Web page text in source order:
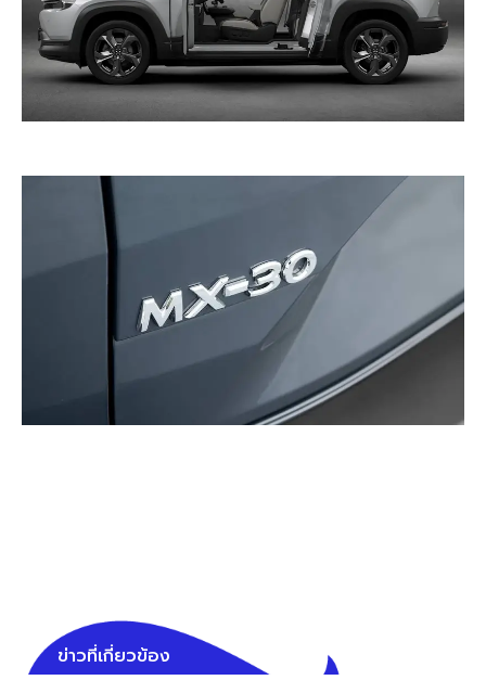
ข่าวที่เกี่ยวข้อง